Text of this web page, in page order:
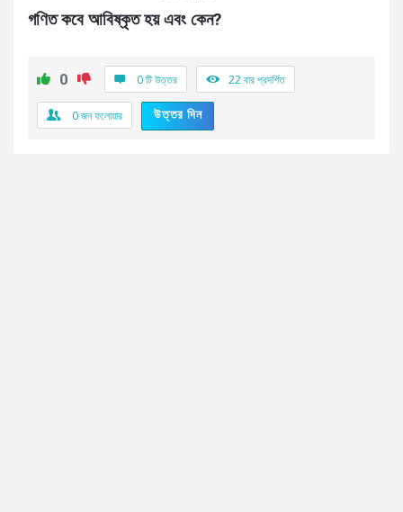
গণিত কবে আবিষ্কৃত হয় এবং কেন?
0 0 টি উত্তর 22বার প্রদর্শিত
0জন ফলোয়ার উত্তর দিন